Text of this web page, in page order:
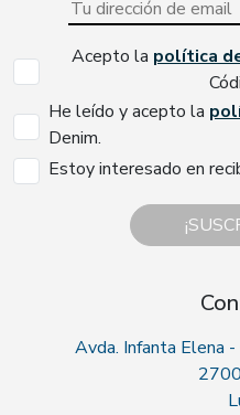
Acepto la política
He leído y acepto la
Denim.
Estoy interesado en
Avda. Infanta Elena